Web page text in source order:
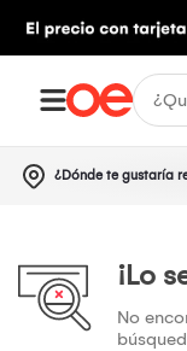
¿Dónde te gustaría
¡Lo
No